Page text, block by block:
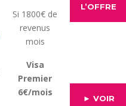
Si 1800€ de
revenus
mois
L’OFFRE
Visa
Premier
6€/mois
► VOIR